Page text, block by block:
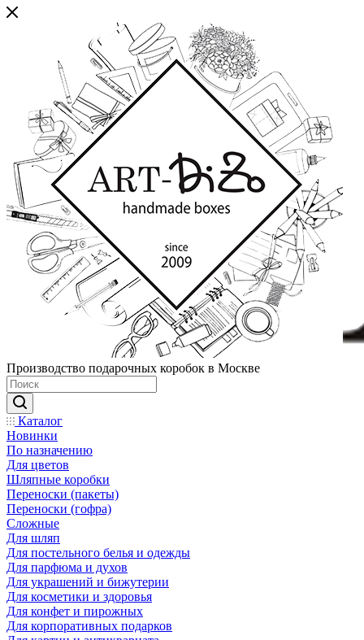
Производство подарочных коробок в Москве
Каталог
Новинки
По назначению
Для цветов
Шляпные коробки
Переноски (пакеты)
Переноски (гофра)
Сложные
Для шляп
Для постельного белья и одежды
Для парфюма и духов
Для украшений и бижутерии
Для косметики и здоровья
Для конфет и пирожных
Для корпоративных подарков